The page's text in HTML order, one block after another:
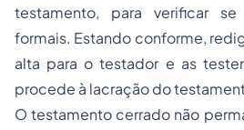
testamento, para verificar
formais. Estando conforme,
alta para o testador e as
procede à lacração do
O testamento cerrado não